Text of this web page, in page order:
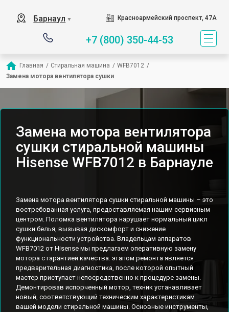
Барнаул ▼ Красноармейский проспект, 47А
+7 (800) 350-44-53
Главная / Стиральная машина / WFB7012 /
Замена мотора вентилятора сушки
Замена мотора вентилятора
сушки стиральной машины
Hisense WFB7012 в Барнауле
Замена мотора вентилятора сушки стиральной машины – это
востребованная услуга, предоставляемая нашим сервисным
центром. Поломка вентилятора нарушает нормальный цикл
сушки белья, вызывая дискомфорт и снижение
функциональности устройства. Владельцам аппаратов
WFB7012 от Hisense мы предлагаем оперативную замену
мотора с гарантией качества. этапом ремонта является
предварительная диагностика, после которой опытный
мастер приступает непосредственно к процедуре замены.
Демонтировав испорченный мотор, техник устанавливает
новый, соответствующий техническим характеристикам
вашей модели стиральной машины. Основные инструменты,